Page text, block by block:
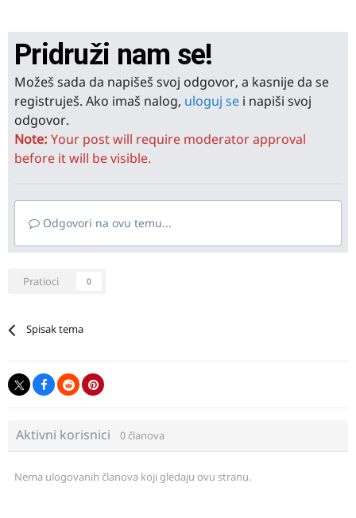
Pridruži nam se!
Možeš sada da napišeš svoj odgovor, a kasnije da se
registruješ. Ako imaš nalog, uloguj se i napiši svoj
odgovor.
Note: Your post will require moderator approval
before it will be visible.
Odgovori na ovu temu...
Pratioci 0
Spisak tema
Aktivni korisnici 0 članova
Nema ulogovanih članova koji gledaju ovu stranu.